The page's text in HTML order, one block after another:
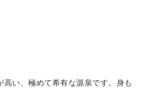
い、極めて希有な源泉です。身も